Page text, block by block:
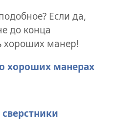
Если да,
до конца
хороших манер!
хороших манерах